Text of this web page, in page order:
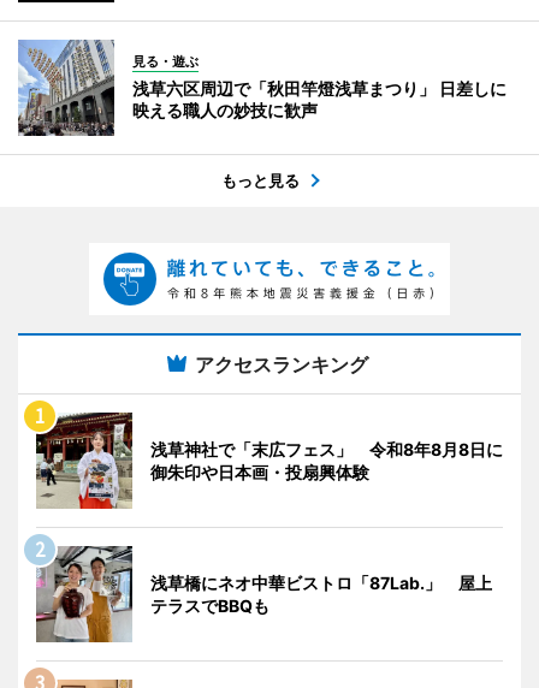
見る・遊ぶ
浅草六区周辺で「秋田竿燈浅草まつり」 日差しに
映える職人の妙技に歓声
もっと見る
アクセスランキング
浅草神社で「末広フェス」 令和8年8月8日に
御朱印や日本画・投扇興体験
浅草橋にネオ中華ビストロ「87Lab.」 屋上
テラスでBBQも